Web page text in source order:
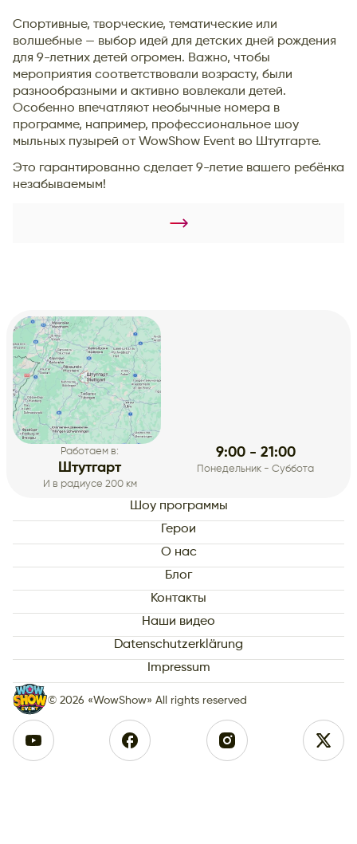
Спортивные, творческие, тематические или
волшебные — выбор идей для детских дней рождения
для 9-летних детей огромен. Важно, чтобы
мероприятия соответствовали возрасту, были
разнообразными и активно вовлекали детей.
Особенно впечатляют необычные номера в
программе, например, профессиональное шоу
мыльных пузырей от WowShow Event во Штутгарте.
Это гарантированно сделает 9-летие вашего ребёнка
незабываемым!
Шоу программы
Герои
О нас
Блог
Контакты
Наши видео
Datenschutzerklärung
Impressum
Работаем в:
Штутгарт
И в радиусе 200 км
9:00 - 21:00
Понедельник - Суббота
© 2026 «WowShow» All rights reserved